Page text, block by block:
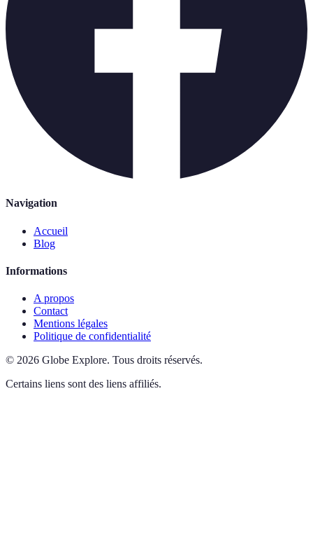
Navigation
Accueil
Blog
Informations
A propos
Contact
Mentions légales
Politique de confidentialité
© 2026 Globe Explore. Tous droits réservés.
Certains liens sont des liens affiliés.